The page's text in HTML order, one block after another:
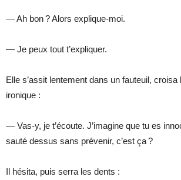
— Ah bon ? Alors explique-moi.
— Je peux tout t’expliquer.
Elle s’assit lentement dans un fauteuil,
ironique :
— Vas-y, je t’écoute. J’imagine que tu es
sauté dessus sans prévenir, c’est ça ?
Il hésita, puis serra les dents :